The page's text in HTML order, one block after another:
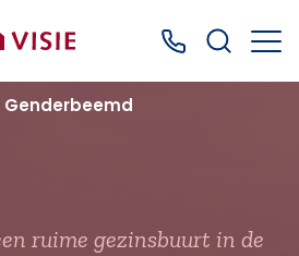
Bel ons: 0499
Genderbeemd
ruime gezinsbuurt in de